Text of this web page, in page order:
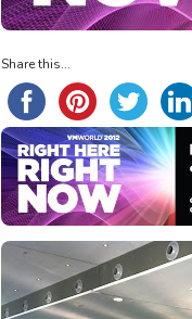
Share this...